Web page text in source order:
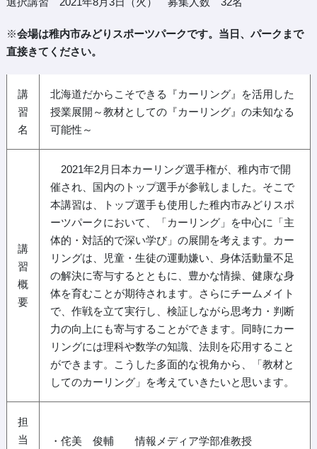
※会場は稚内市みどりスポーツパークです。当日、パークまで
直接きてください。
講
習
名
北海道だからこそできる『カーリング』を活用した
授業展開～教材としての『カーリング』の未知なる
可能性～
講
習
概
要
2021年2月日本カーリング選手権が、稚内市で開
催され、国内のトップ選手が参戦しました。そこで
本講習は、トップ選手も使用した稚内市みどりスポ
ーツパークにおいて、「カーリング」を中心に「主
体的・対話的で深い学び」の展開を考えます。カー
リングは、児童・生徒の運動嫌い、身体活動量不足
の解決に寄与するとともに、豊かな情操、健康な身
体を育むことが期待されます。さらにチームメイト
で、作戦を立て実行し、検証しながら思考力・判断
力の向上にも寄与することができます。同時にカー
リングには理科や数学の知識、法則を応用すること
ができます。こうした多面的な視角から、「教材と
してのカーリング」を考えていきたいと思います。
担
当
・侘美 俊輔 情報メディア学部准教授